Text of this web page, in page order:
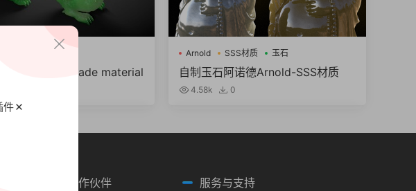
翠C4D材质 Jade material
Arnold SSS材质 玉石
自制玉石阿诺德Arnold-SSS材质
4.58k 0
合作伙伴 服务与支持
件